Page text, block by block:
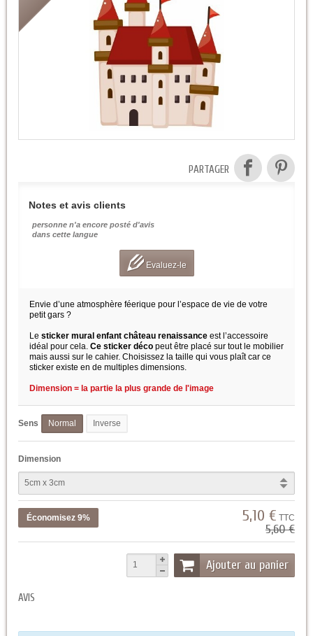
PARTAGER
Notes et avis clients
personne n'a encore posté d'avis
dans cette langue
Evaluez-le
Envie d’une atmosphère féerique pour l’espace de vie de votre
petit gars ?
Le sticker mural enfant château renaissance est l’accessoire
idéal pour cela. Ce sticker déco peut être placé sur tout le mobilier
mais aussi sur le cahier. Choisissez la taille qui vous plaît car ce
sticker existe en de multiples dimensions.
Dimension = la partie la plus grande de l'image
Sens Normal Inverse
Dimension
Économisez 9% 5,10 € TTC
5,60 €
Ajouter au panier
AVIS